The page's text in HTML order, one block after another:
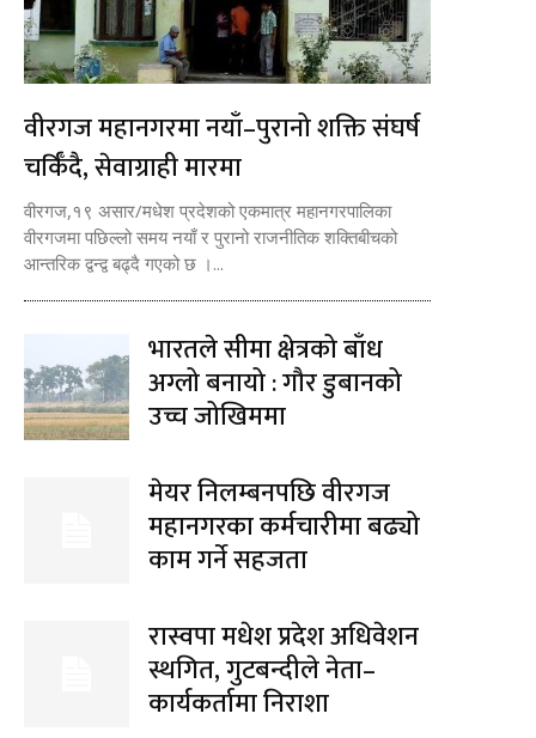
वीरगज महानगरमा नयाँ–पुरानो शक्ति संघर्ष
चर्किँदै, सेवाग्राही मारमा
वीरगज,१९ असार/मधेश प्रदेशको एकमात्र महानगरपालिका
वीरगजमा पछिल्लो समय नयाँ र पुरानो राजनीतिक शक्तिबीचको
आन्तरिक द्वन्द्व बढ्दै गएको छ ।...
भारतले सीमा क्षेत्रको बाँध
अग्लो बनायो : गौर डुबानको
उच्च जोखिममा
मेयर निलम्बनपछि वीरगज
महानगरका कर्मचारीमा बढ्यो
काम गर्ने सहजता
रास्वपा मधेश प्रदेश अधिवेशन
स्थगित, गुटबन्दीले नेता–
कार्यकर्तामा निराशा